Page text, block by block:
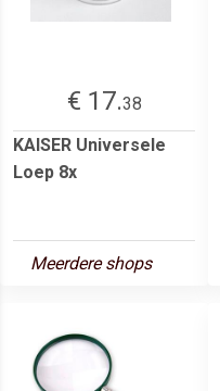
€ 17.38
KAISER Universele
Loep 8x
Meerdere shops